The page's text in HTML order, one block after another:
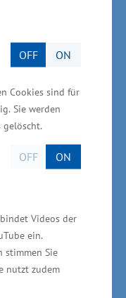
OFF ON
Cookies sind für
Sie werden
gelöscht.
OFF ON
Videos der
ein.
stimmen Sie
nutzt zudem
dass wir eine
so
August 2018
und
für 388
2017 waren
„Die
und